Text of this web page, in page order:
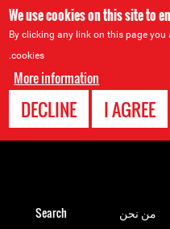
We use cookies on this site to
By clicking any link on this page
cookies.
More information
I AGREE
DECLINE
من نحن Search